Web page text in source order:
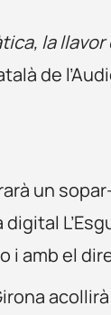
la
de
un
i amb el